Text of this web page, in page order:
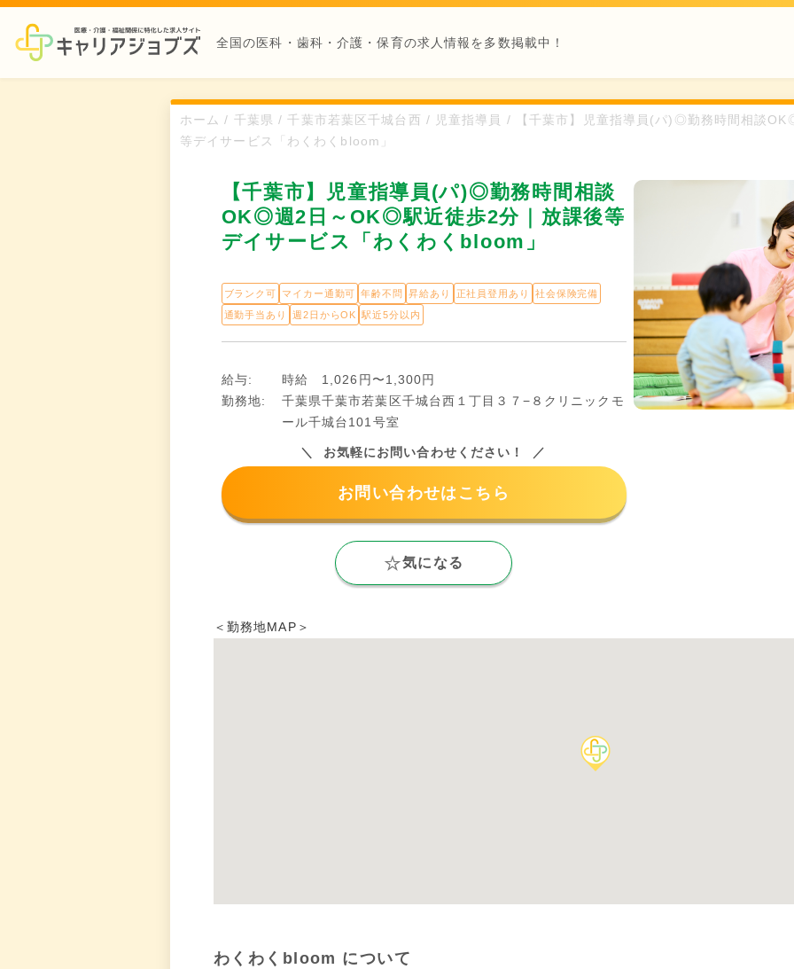
全国の医科・歯科・介護・保育の求人情報を多数掲載中！
ホーム / 千葉県 / 千葉市若葉区千城台西 / 児童指導員 / 【千葉市】児童指導員(パ)◎勤務時間相談
等デイサービス「わくわくbloom」
【千葉市】児童指導員(パ)◎勤務時間相談
OK◎週2日～OK◎駅近徒歩2分｜放課後等
デイサービス「わくわくbloom」
ブランク可 マイカー通勤可 年齢不問 昇給あり 正社員登用あり
社会保険完備
通勤手当あり
週2日からOK 駅近5分以内
給与:
時給 1,026円〜1,300円
勤務地:
千葉県千葉市若葉区千城台西１丁目３７−８クリニックモ
ール千城台101号室
お気軽にお問い合わせください！
お問い合わせはこちら
気になる
＜勤務地MAP＞
わくわくbloom について